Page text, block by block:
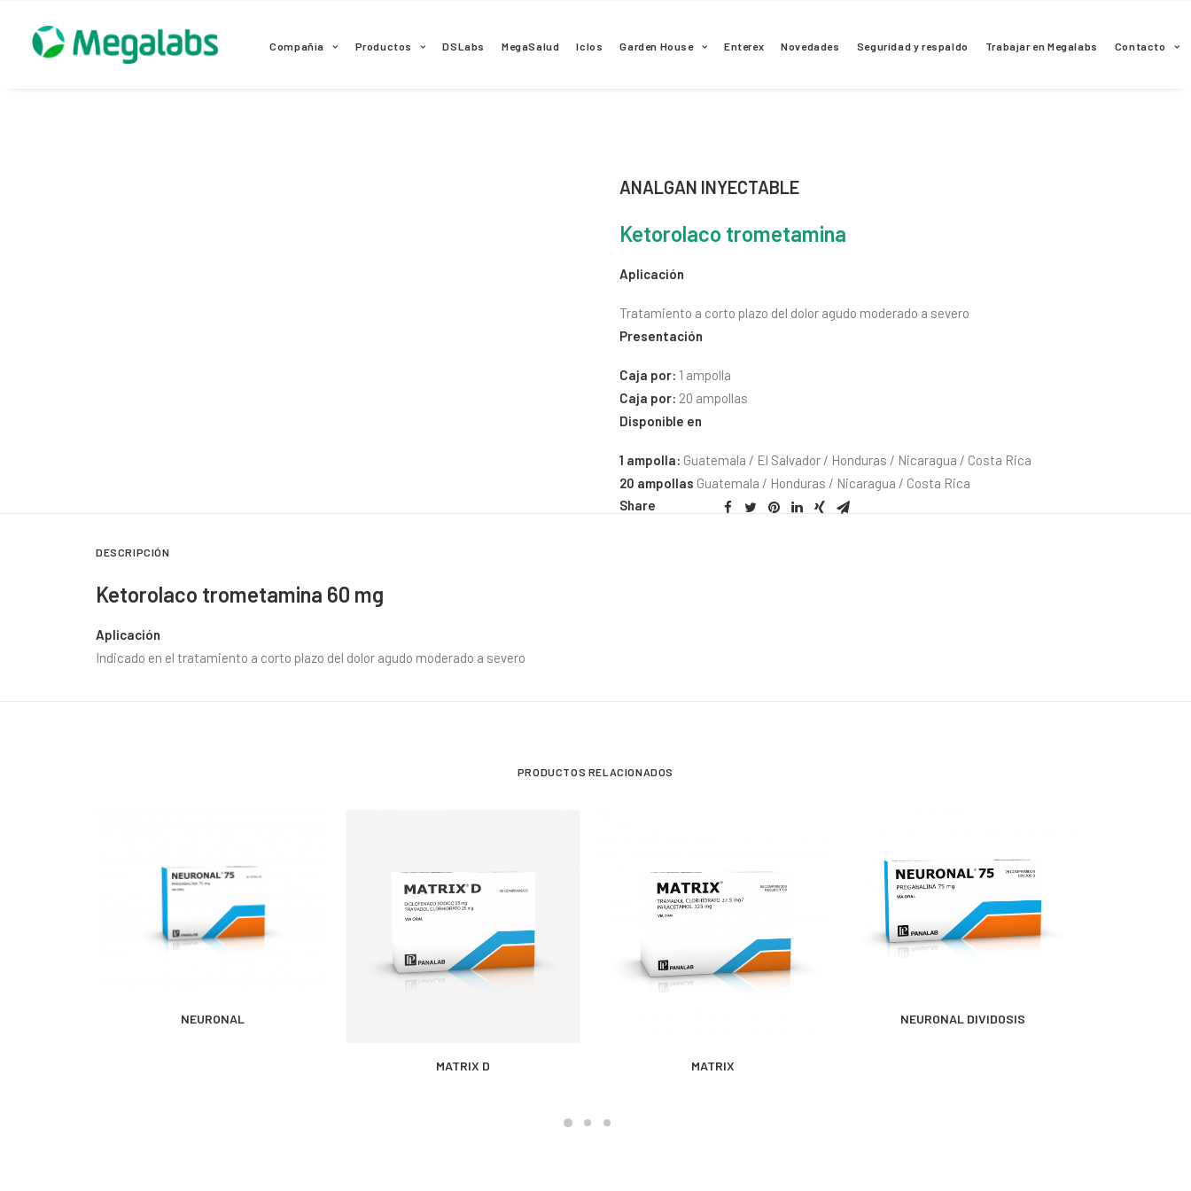
Compañia Productos DSLabs MegaSalud Iclos Garden House Enterex Novedades Seguridad y respaldo Trabajar en Megalabs Contacto
ANALGAN INYECTABLE
Ketorolaco trometamina
Aplicación
Tratamiento a corto plazo del dolor agudo moderado a severo
Presentación
Caja por: 1 ampolla
Caja por: 20 ampollas
Disponible en
1 ampolla: Guatemala / El Salvador / Honduras / Nicaragua / Costa Rica
20 ampollas Guatemala / Honduras / Nicaragua / Costa Rica
Share
DESCRIPCIÓN
Ketorolaco trometamina 60 mg
Aplicación
Indicado en el tratamiento a corto plazo del dolor agudo moderado a severo
PRODUCTOS RELACIONADOS
MÁS INFORMACIÓN
NEURONAL
MÁS INFORMACIÓN
MATRIX D MÁS INFORMACIÓN
MATRIX
MÁS INFORMACIÓN
NEURONAL DIVIDOSIS